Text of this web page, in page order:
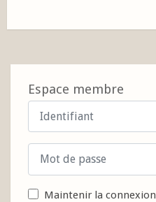
Espace membre
Maintenir la connexion